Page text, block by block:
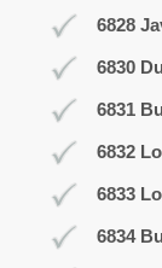
6828
6830
6831
6832
6833
6834